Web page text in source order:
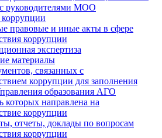
руководителями МОО
правовые и иные акты в сфере
коррупции
экспертиза
материалы
связанных с
коррупции для заполнения
образования АГО
которых направлена на
коррупции
отчеты, доклады по вопросам
коррупции